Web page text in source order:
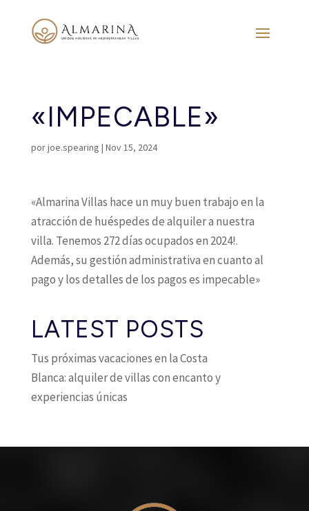
«IMPECABLE»
porjoe.spearing | Nov 15, 2024
«Almarina Villas hace un muy buen trabajo en la
atracción de huéspedes de alquiler a nuestra
villa. Tenemos 272 días ocupados en 2024!.
Además, su gestión administrativa en cuanto al
pago y los detalles de los pagos es impecable»
LATEST POSTS
Tus próximas vacaciones en la Costa
Blanca: alquiler de villas con encanto y
experiencias únicas